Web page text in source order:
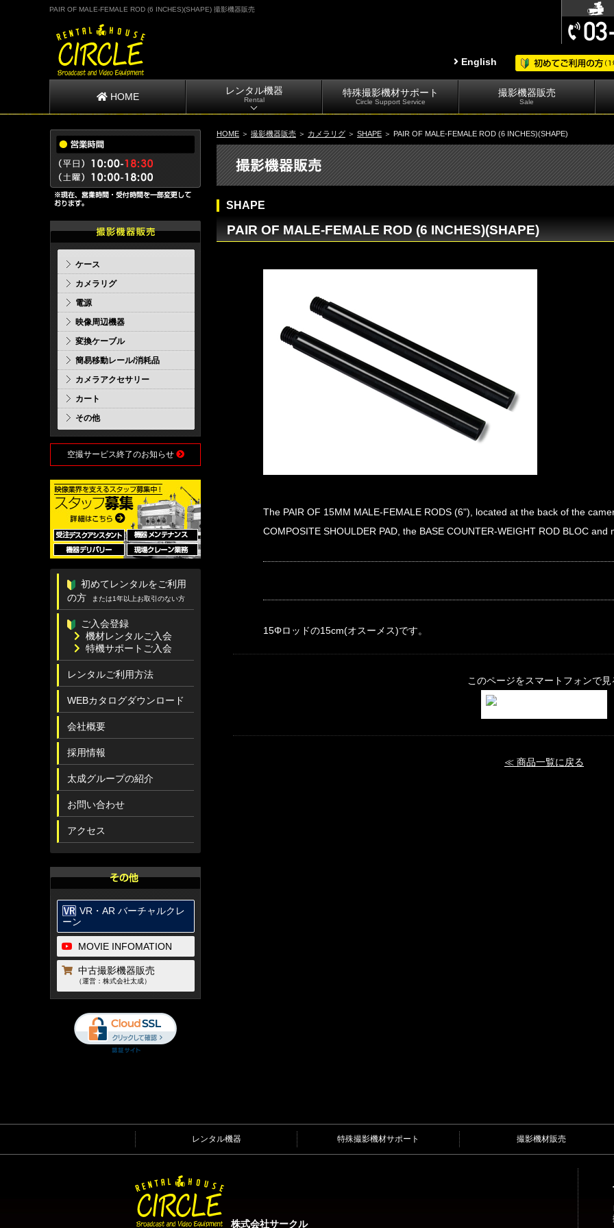
PAIR OF MALE-FEMALE ROD (6 INCHES)(SHAPE) 撮影機器販売
English
HOME
レンタル機器
Rental
特殊撮影機材サポート
Circle Support Service
撮影機器販売
Sale
HOME ＞ 撮影機器販売 ＞ カメラリグ ＞ SHAPE ＞ PAIR OF MALE-FEMALE ROD (6 INCHES)(SHAPE)
SHAPE
PAIR OF MALE-FEMALE ROD (6 INCHES)(SHAPE)
The PAIR OF 15MM MALE-FEMALE RODS (6"), located at the back of the
COMPOSITE SHOULDER PAD, the BASE COUNTER-WEIGHT ROD BLOC
15Φロッドの15cm(オスーメス)です。
このページをスマートフォンで見
≪ 商品一覧に戻る
ケース
カメラリグ
電源
映像周辺機器
変換ケーブル
簡易移動レール/消耗品
カメラアクセサリー
カート
その他
空撮サービス終了のお知らせ
初めてレンタルをご利用
の方
または1年以上お取引のない方
ご入会登録
機材レンタルご入会
特機サポートご入会
レンタルご利用方法
WEBカタログダウンロード
会社概要
採用情報
太成グループの紹介
お問い合わせ
アクセス
VR・AR バーチャルクレ
ーン
MOVIE INFOMATION
中古撮影機器販売
（運営：株式会社太成）
レンタル機器 特殊撮影機材サポート 撮影機材販売
株式会社サークル